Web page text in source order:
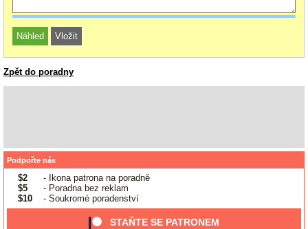
Zpět do poradny
Podpořte nás
$2
- Ikona patrona na poradně
$5
- Poradna bez reklam
$10
- Soukromé poradenství
STAŇTE SE PATRONEM